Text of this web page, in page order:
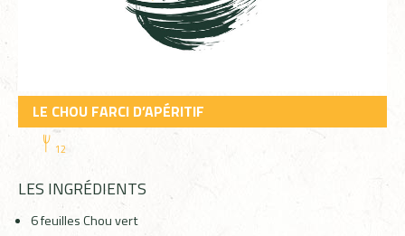
LE CHOU FARCI D’APÉRITIF
12
LES INGRÉDIENTS
6feuillesChou vert